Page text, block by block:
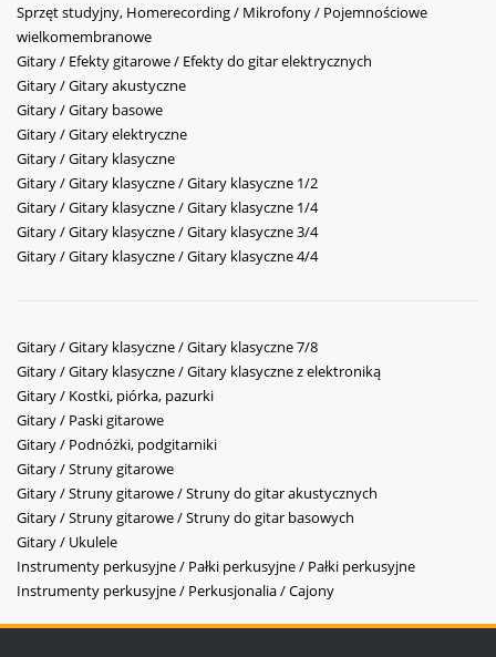
Sprzęt studyjny, Homerecording / Mikrofony / Pojemnościowe
wielkomembranowe
Gitary / Efekty gitarowe / Efekty do gitar elektrycznych
Gitary / Gitary akustyczne
Gitary / Gitary basowe
Gitary / Gitary elektryczne
Gitary / Gitary klasyczne
Gitary / Gitary klasyczne / Gitary klasyczne 1/2
Gitary / Gitary klasyczne / Gitary klasyczne 1/4
Gitary / Gitary klasyczne / Gitary klasyczne 3/4
Gitary / Gitary klasyczne / Gitary klasyczne 4/4
Gitary / Gitary klasyczne / Gitary klasyczne 7/8
Gitary / Gitary klasyczne / Gitary klasyczne z elektroniką
Gitary / Kostki, piórka, pazurki
Gitary / Paski gitarowe
Gitary / Podnóżki, podgitarniki
Gitary / Struny gitarowe
Gitary / Struny gitarowe / Struny do gitar akustycznych
Gitary / Struny gitarowe / Struny do gitar basowych
Gitary / Ukulele
Instrumenty perkusyjne / Pałki perkusyjne / Pałki perkusyjne
Instrumenty perkusyjne / Perkusjonalia / Cajony